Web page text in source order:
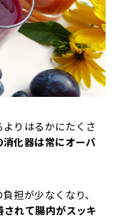
りはるかにたくさ
化器は常にオーバ
担が少なくなり、
されて腸内がスッキ